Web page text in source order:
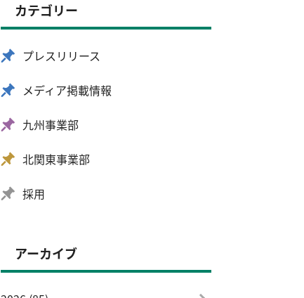
カテゴリー
プレスリリース
メディア掲載情報
九州事業部
北関東事業部
採用
アーカイブ